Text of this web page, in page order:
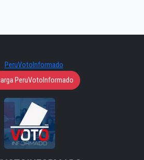
PeruVotoInformado